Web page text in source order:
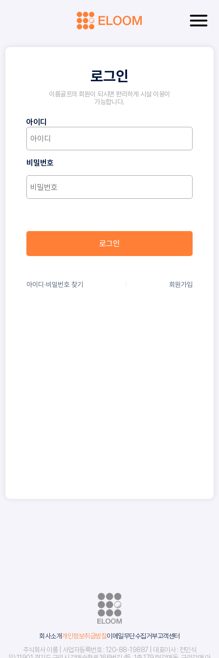
로그인
이룸골프의 회원이 되시면 편리하게 시설 이용이
가능합니다.
아이디
비밀번호
로그인
아이디∙비밀번호 찾기 회원가입
회사소개개인정보취급방침이메일무단수집거부고객센터
주식회사 이룸 | 사업자등록번호 : 120-88-19887 | 대표이사 : 전민식